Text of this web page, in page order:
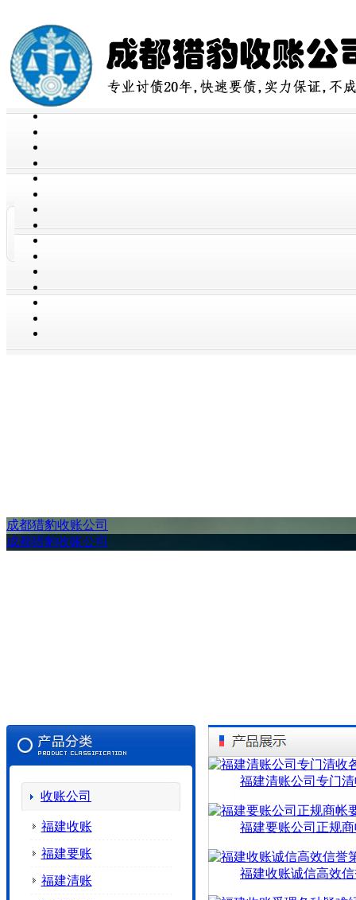
成都猎豹收账公司
成都猎豹收账公司
收账公司
福建收账
福建要账
福建清账
福建清账公司专门
福建要账公司正规
福建收账诚信高效